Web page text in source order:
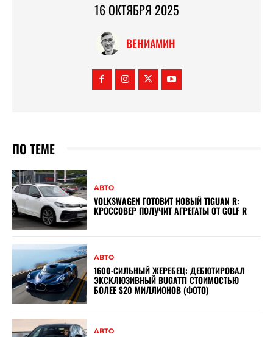
16 ОКТЯБРЯ 2025
ВЕНИАМИН
ПО ТЕМЕ
АВТО
VOLKSWAGEN ГОТОВИТ НОВЫЙ TIGUAN R:
КРОССОВЕР ПОЛУЧИТ АГРЕГАТЫ ОТ GOLF R
АВТО
1600-СИЛЬНЫЙ ЖЕРЕБЕЦ: ДЕБЮТИРОВАЛ
ЭКСКЛЮЗИВНЫЙ BUGATTI СТОИМОСТЬЮ
БОЛЕЕ $20 МИЛЛИОНОВ (ФОТО)
АВТО